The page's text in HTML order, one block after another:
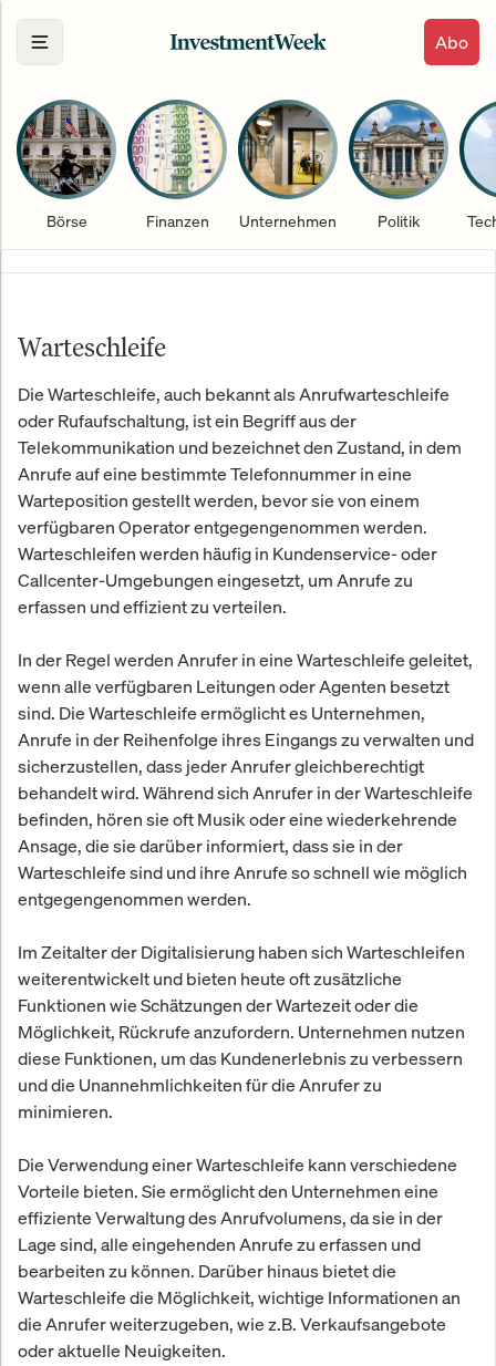
Abo
Börse Finanzen Unternehmen Politik
Warteschleife
Die Warteschleife, auch bekannt als Anrufwarteschleife
oder Rufaufschaltung, ist ein Begriff aus der
Telekommunikation und bezeichnet den Zustand, in dem
Anrufe auf eine bestimmte Telefonnummer in eine
Warteposition gestellt werden, bevor sie von einem
verfügbaren Operator entgegengenommen werden.
Warteschleifen werden häufig in Kundenservice- oder
Callcenter-Umgebungen eingesetzt, um Anrufe zu
erfassen und effizient zu verteilen.
In der Regel werden Anrufer in eine Warteschleife geleitet,
wenn alle verfügbaren Leitungen oder Agenten besetzt
sind. Die Warteschleife ermöglicht es Unternehmen,
Anrufe in der Reihenfolge ihres Eingangs zu verwalten und
sicherzustellen, dass jeder Anrufer gleichberechtigt
behandelt wird. Während sich Anrufer in der Warteschleife
befinden, hören sie oft Musik oder eine wiederkehrende
Ansage, die sie darüber informiert, dass sie in der
Warteschleife sind und ihre Anrufe so schnell wie möglich
entgegengenommen werden.
Im Zeitalter der Digitalisierung haben sich Warteschleifen
weiterentwickelt und bieten heute oft zusätzliche
Funktionen wie Schätzungen der Wartezeit oder die
Möglichkeit, Rückrufe anzufordern. Unternehmen nutzen
diese Funktionen, um das Kundenerlebnis zu verbessern
und die Unannehmlichkeiten für die Anrufer zu
minimieren.
Die Verwendung einer Warteschleife kann verschiedene
Vorteile bieten. Sie ermöglicht den Unternehmen eine
effiziente Verwaltung des Anrufvolumens, da sie in der
Lage sind, alle eingehenden Anrufe zu erfassen und
bearbeiten zu können. Darüber hinaus bietet die
Warteschleife die Möglichkeit, wichtige Informationen an
die Anrufer weiterzugeben, wie z.B. Verkaufsangebote
oder aktuelle Neuigkeiten.